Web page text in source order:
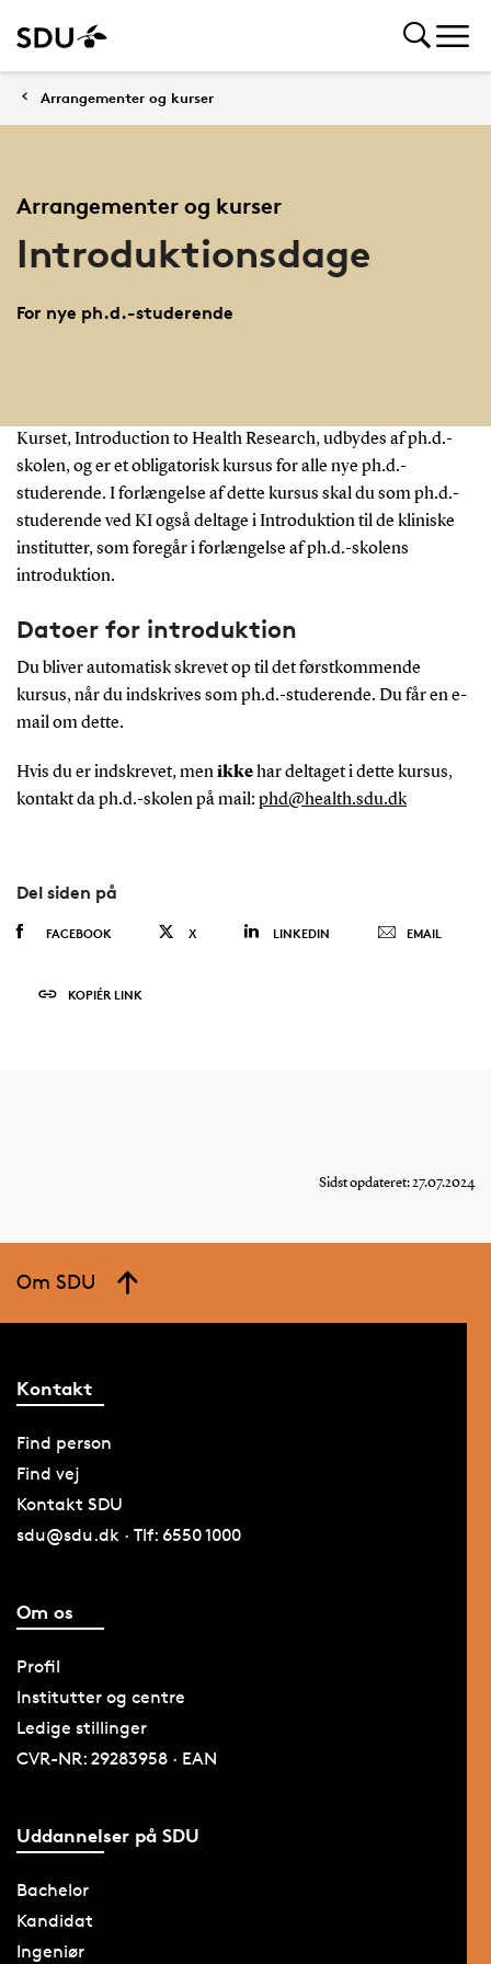
Arrangementer og kurser
Arrangementer og kurser
Introduktionsdage
For nye ph.d.-studerende
Kurset, Introduction to Health Research, udbydes af ph.d.-
skolen, og er et obligatorisk kursus for alle nye ph.d.-
studerende. I forlængelse af dette kursus skal du som ph.d.-
studerende ved KI også deltage i Introduktion til de kliniske
institutter, som foregår i forlængelse af ph.d.-skolens
introduktion.
Datoer for introduktion
Du bliver automatisk skrevet op til det førstkommende
kursus, når du indskrives som ph.d.-studerende. Du får en e-
mail om dette.
Hvis du er indskrevet, menikkehar deltaget i dette kursus,
kontakt da ph.d.-skolen på mail: phd@health.sdu.dk
Del siden på
FACEBOOK X LINKEDIN EMAIL
KOPIÉR LINK
Sidst opdateret: 27.07.2024
Om SDU
Kontakt
Find person
Find vej
Kontakt SDU
sdu@sdu.dk · Tlf: 6550 1000
Om os
Profil
Institutter og centre
Ledige stillinger
CVR-NR: 29283958 · EAN
Uddannelser på SDU
Bachelor
Kandidat
Ingeniør